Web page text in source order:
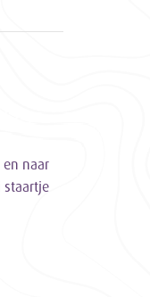
en naar
staartje